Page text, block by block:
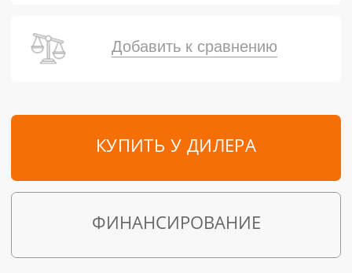
КУПИТЬ У ДИЛЕРА
Добавить к сравнению
ФИНАНСИРОВАНИЕ